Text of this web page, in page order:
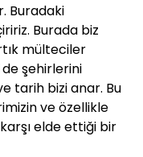
Buradaki
Burada biz
mülteciler
şehirlerini
tarih bizi anar. Bu
ve özellikle
elde ettiği bir